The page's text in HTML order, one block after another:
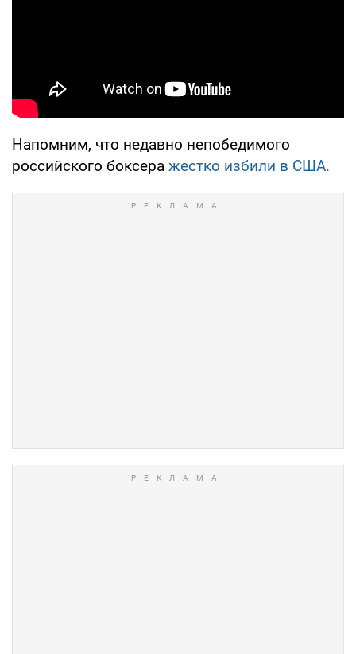
Напомним, что недавно непобедимого
российского боксера жестко избили в США.